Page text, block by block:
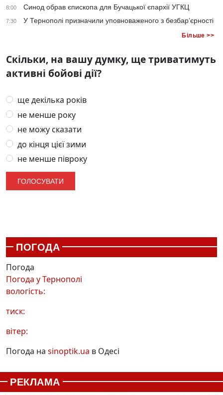
8:00 Синод обрав єпископа для Бучацької єпархії УГКЦ
7:30 У Тернополі призначили уповноваженого з безбар’єрності
Більше >>
Скільки, на вашу думку, ще триватимуть
активні бойові дії?
ще декілька років
не менше року
не можу сказати
до кінця цієї зими
не менше півроку
ПОГОДА
Погода
Погода уТернополі
вологість:
тиск:
вітер:
Погода на sinoptik.ua в Одесі
РЕКЛАМА